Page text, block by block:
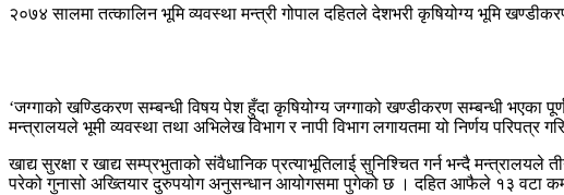
२०७४ सालमा तत्कालिन भूमि व्यवस्था मन्त्री गोपाल दहितले देशभरी कृषियोग्य भूमि
‘जग्गाको खण्डिकरण सम्बन्धी विषय पेश हुँदा कृषियोग्य जग्गाको खण्डीकरण सम्बन्धी भएका
मन्त्रालयले भूमी व्यवस्था तथा अभिलेख विभाग र नापी विभाग लगायतमा यो निर्णय परिपत्र
खाद्य सुरक्षा र खाद्य सम्प्रभुताको संवैधानिक प्रत्याभूतिलाई सुनिश्चित गर्न भन्दै
परेको गुनासो अख्तियार दुरुपयोग अनुसन्धान आयोगसमा पुगेको छ । दहित आफैले १३ वटा